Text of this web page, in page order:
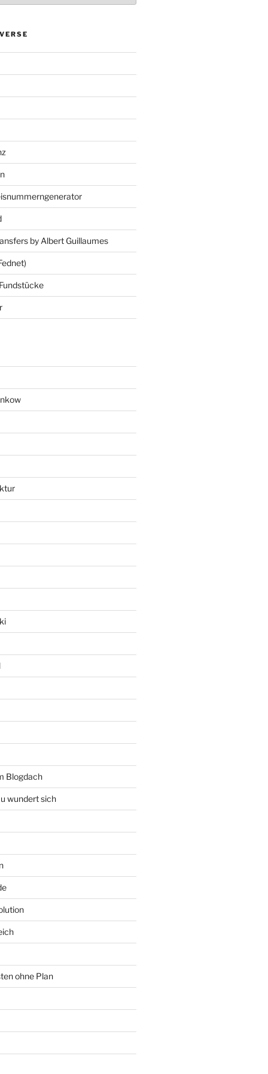
by Albert Guillaumes
Blogdach
wundert sich
ohne Plan